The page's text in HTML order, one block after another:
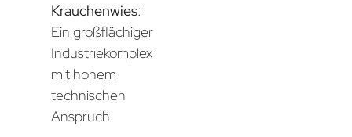
Krauchenwies:
Ein großflächiger
Industriekomplex
mit hohem
technischen
Anspruch.